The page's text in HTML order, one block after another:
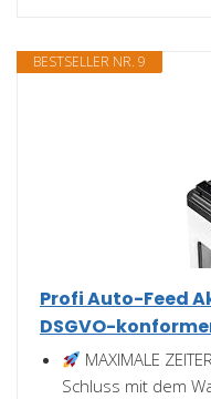
BESTSELLER NR. 9
Profi Auto-Feed
DSGVO-
MAXIMALE
Schluss mit dem